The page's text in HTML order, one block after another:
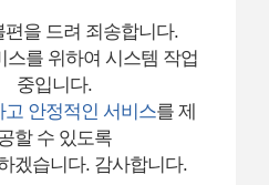
편을 드려 죄송합니다.
스를 위하여 시스템 작업
중입니다.
고 안정적인 서비스를 제
할 수 있도록
겠습니다. 감사합니다.